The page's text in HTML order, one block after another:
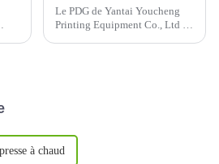
Le PDG de Yantai Youcheng
Printing Equipment Co., Ltd a
à chaud